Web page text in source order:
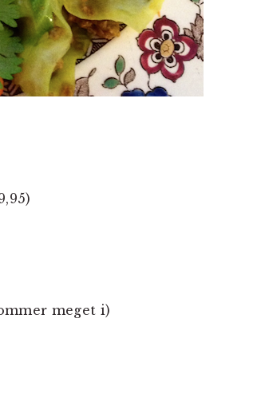
meget i)